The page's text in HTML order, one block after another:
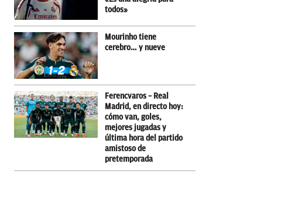
todos»
Mourinho tiene
cerebro… y nueve
Ferencvaros – Real
Madrid, en directo hoy:
cómo van, goles,
mejores jugadas y
última hora del partido
amistoso de
pretemporada